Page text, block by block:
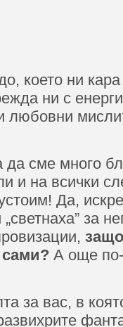
което ни
ни с
любовни
да сме много
и на всички
Да,
за
А още
за вас, в